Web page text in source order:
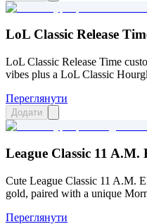
LoL Classic Release
LoL Classic Release Time
vibes plus a LoL Classic
Переглянути
Додати
League Classic 11
Cute League Classic 11 A.M.
gold, paired with a unique
Переглянути